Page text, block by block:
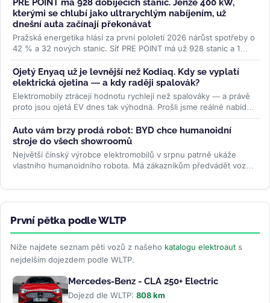
kterými se chlubí jako ultrarychlým nabíjením, už
dnešní auta začínají překonávat
Pražská energetika hlásí za první pololetí 2026 nárůst spotřeby o
42 % a 32 nových stanic. Síť PRE POINT má už 928 stanic a 1
468...>>
Ojetý Enyaq už je levnější než Kodiaq. Kdy se vyplatí
elektrická ojetina — a kdy raději spalovák?
Elektromobily ztrácejí hodnotu rychleji než spalováky — a právě
proto jsou ojetá EV dnes tak výhodná. Prošli jsme reálné nabídky
na...>>
Auto vám brzy prodá robot: BYD chce humanoidní
stroje do všech showroomů
Největší čínský výrobce elektromobilů v srpnu patrně ukáže
vlastního humanoidního robota. Má zákazníkům předvádět vozy,
První pětka podle WLTP
Níže najdete seznam pěti vozů z našeho katalogu elektroaut s
nejdelším dojezdem podle WLTP.
Mercedes-Benz - CLA 250+ Electric
Dojezd dle WLTP: 808 km